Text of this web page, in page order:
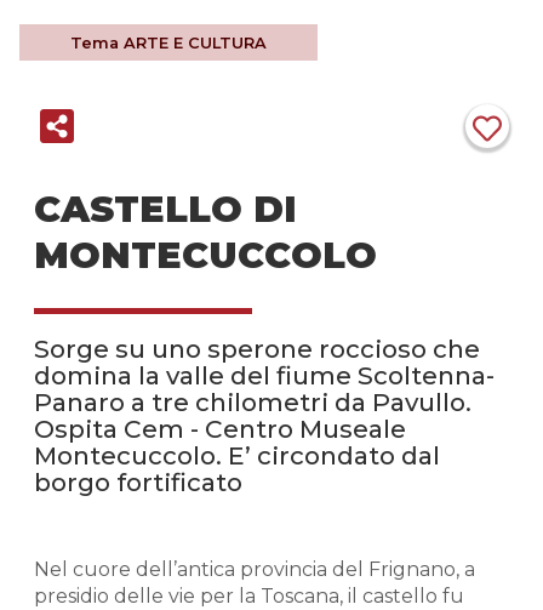
Tema ARTE E CULTURA
CASTELLO DI
MONTECUCCOLO
Sorge su uno sperone roccioso che
domina la valle del fiume Scoltenna-
Panaro a tre chilometri da Pavullo.
Ospita Cem - Centro Museale
Montecuccolo. E’ circondato dal
borgo fortificato
Nel cuore dell’antica provincia del Frignano, a
presidio delle vie per la Toscana, il castello fu